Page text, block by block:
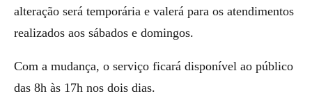
alteração será temporária e valerá para os atendimentos
realizados aos sábados e domingos.
Com a mudança, o serviço ficará disponível ao público
das 8h às 17h nos dois dias.